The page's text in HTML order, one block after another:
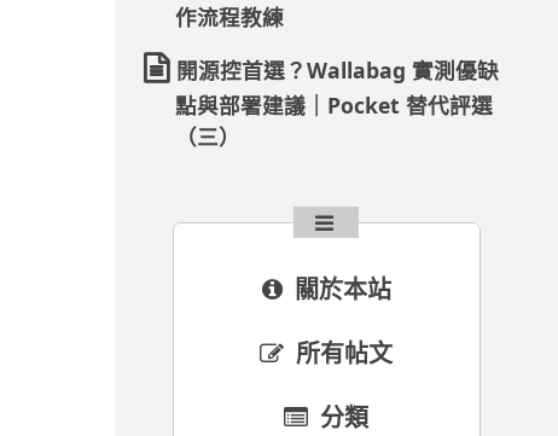
作流程教練
開源控首選？Wallabag 實測優缺
點與部署建議｜Pocket 替代評選
（三）
關於本站
所有帖文
分類